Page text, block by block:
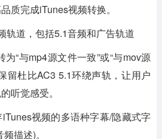
质完成iTunes视频转换。
轨道，包括5.1音频和广告轨道
“与mp4源文件一致”或“与mov源
留杜比AC3 5.1环绕声轨，让用户
听觉感受。
视频的多语种字幕/隐藏式字
描述)。